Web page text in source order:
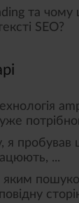
та чому
SEO?
пробував
...
яким